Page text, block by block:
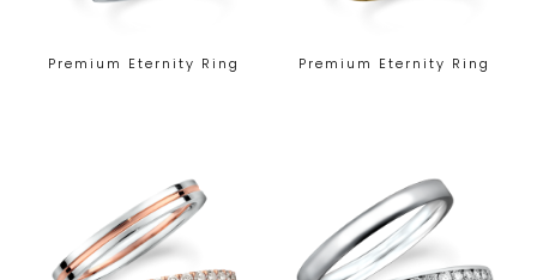
Premium Eternity Ring Premium Eternity Ring